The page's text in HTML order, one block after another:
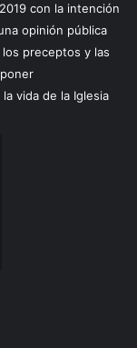
con la intención
opinión pública
preceptos y las
vida de la Iglesia